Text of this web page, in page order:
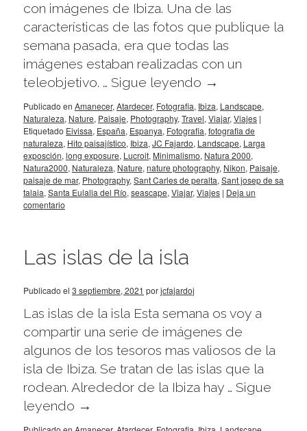
con imágenes de Ibiza. Una de las
características de las fotos que publique la
semana pasada, era que todas las
imágenes estaban realizadas con un
teleobjetivo. … Sigue leyendo →
Publicado en Amanecer, Atardecer, Fotografia, Ibiza, Landscape,
Naturaleza, Nature, Paisaje, Photography, Travel, Viajar, Viajes |
Etiquetado Eivissa, España, Espanya, Fotografia, fotografia de
naturaleza, Hito paisajístico, Ibiza, JC Fajardo, Landscape, Larga
exposción, long exposure, Lucroit, Minimalismo, Natura 2000,
Natura2000, Naturaleza, Nature, nature photography, Nikon, Paisaje,
paisaje de mar, Photography, Sant Carles de peralta, Sant josep de sa
talaia, Santa Eulalia del Río, seascape, Viajar, Viajes | Deja un
comentario
Las islas de la isla
Publicado el 3 septiembre, 2021 porjcfajardoj
Las islas de la isla Esta semana os voy a
compartir una serie de imágenes de
algunos de los tesoros mas valiosos de la
isla de Ibiza. Se tratan de las islas que la
rodean. Alrededor de la Ibiza hay … Sigue
leyendo →